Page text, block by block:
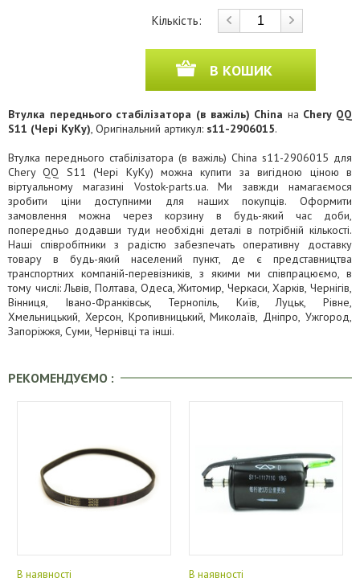
Кількість:
В КОШИК
Втулка переднього стабілізатора (в важіль) China на Chery QQ
S11 (Чері КуКу), Оригінальний артикул: s11-2906015.
Втулка переднього стабілізатора (в важіль) China s11-2906015 для
Chery QQ S11 (Чері КуКу) можна купити за вигідною ціною в
віртуальному магазині Vostok-parts.ua. Ми завжди намагаємося
зробити ціни доступними для наших покупців. Оформити
замовлення можна через корзину в будь-який час доби,
попередньо додавши туди необхідні деталі в потрібній кількості.
Наші співробітники з радістю забезпечать оперативну доставку
товару в будь-який населений пункт, де є представництва
транспортних компаній-перевізників, з якими ми співпрацюємо, в
тому числі: Львів, Полтава, Одеса, Житомир, Черкаси, Харків, Чернігів,
Вінниця, Івано-Франківськ, Тернопіль, Київ, Луцьк, Рівне,
Хмельницький, Херсон, Кропивницький, Миколаїв, Дніпро, Ужгород,
Запоріжжя, Суми, Чернівці та інші.
РЕКОМЕНДУЄМО :
В наявності В наявності